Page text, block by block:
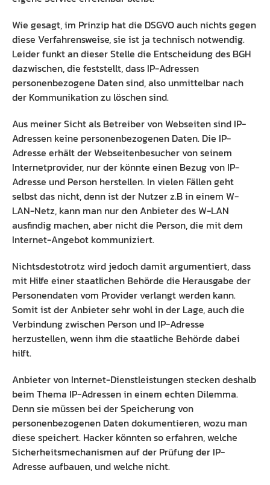
Wie gesagt, im Prinzip hat die DSGVO auch nichts gegen
diese Verfahrensweise, sie ist ja technisch notwendig.
Leider funkt an dieser Stelle die Entscheidung des BGH
dazwischen, die feststellt, dass IP-Adressen
personenbezogene Daten sind, also unmittelbar nach
der Kommunikation zu löschen sind.
Aus meiner Sicht als Betreiber von Webseiten sind IP-
Adressen keine personenbezogenen Daten. Die IP-
Adresse erhält der Webseitenbesucher von seinem
Internetprovider, nur der könnte einen Bezug von IP-
Adresse und Person herstellen. In vielen Fällen geht
selbst das nicht, denn ist der Nutzer z.B in einem W-
LAN-Netz, kann man nur den Anbieter des W-LAN
ausfindig machen, aber nicht die Person, die mit dem
Internet-Angebot kommuniziert.
Nichtsdestotrotz wird jedoch damit argumentiert, dass
mit Hilfe einer staatlichen Behörde die Herausgabe der
Personendaten vom Provider verlangt werden kann.
Somit ist der Anbieter sehr wohl in der Lage, auch die
Verbindung zwischen Person und IP-Adresse
herzustellen, wenn ihm die staatliche Behörde dabei
hilft.
Anbieter von Internet-Dienstleistungen stecken deshalb
beim Thema IP-Adressen in einem echten Dilemma.
Denn sie müssen bei der Speicherung von
personenbezogenen Daten dokumentieren, wozu man
diese speichert. Hacker könnten so erfahren, welche
Sicherheitsmechanismen auf der Prüfung der IP-
Adresse aufbauen, und welche nicht.